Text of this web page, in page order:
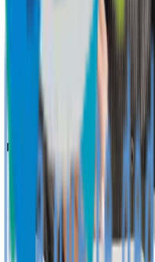
Control de Asistencia
Control de Acceso
Control de Comedor
Dashboard BI
Permisos y Vacaciones
Planificador Inteligente
Alertas
Industrias
Construcción
Seguridad
Retail
Outsourcing